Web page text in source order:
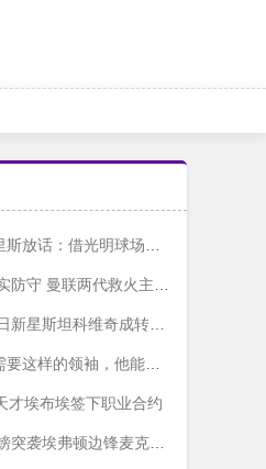
借光明球场魔力狙击红军
联两代救火主帅数据大比拼
科维奇成转会市场香饽饽
的领袖，他能带来质变
才埃布埃签下职业合约
袭埃弗顿边锋麦克尼尔